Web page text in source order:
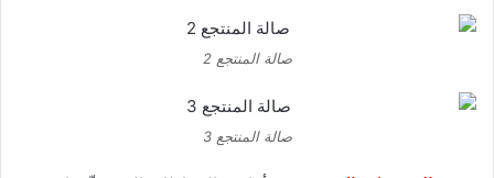
صالة المنتجع 2
صالة المنتجع 3